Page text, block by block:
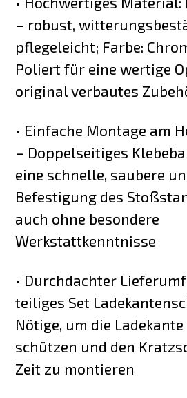
– robust,
pflegeleicht; Farbe:
Poliert für eine wertige
original verbautes
• Einfache Montage am
– Doppelseitiges
eine schnelle, saubere
Befestigung des
auch ohne besondere
Werkstattkenntnisse
• Durchdachter
teiliges Set
Nötige, um die
schützen und den
Zeit zu montieren